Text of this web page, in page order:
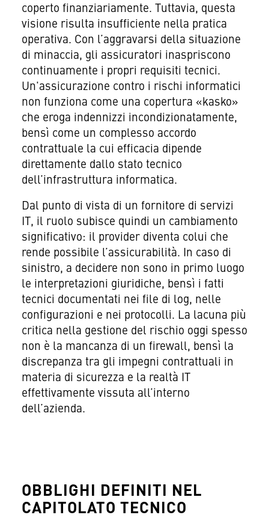
coperto finanziariamente. Tuttavia, questa
visione risulta insufficiente nella pratica
operativa. Con l’aggravarsi della situazione
di minaccia, gli assicuratori inaspriscono
continuamente i propri requisiti tecnici.
Un'assicurazione contro i rischi informatici
non funziona come una copertura «kasko»
che eroga indennizzi incondizionatamente,
bensì come un complesso accordo
contrattuale la cui efficacia dipende
direttamente dallo stato tecnico
dell’infrastruttura informatica.
Dal punto di vista di un fornitore di servizi
IT, il ruolo subisce quindi un cambiamento
significativo: il provider diventa colui che
rende possibile l’assicurabilità. In caso di
sinistro, a decidere non sono in primo luogo
le interpretazioni giuridiche, bensì i fatti
tecnici documentati nei file di log, nelle
configurazioni e nei protocolli. La lacuna più
critica nella gestione del rischio oggi spesso
non è la mancanza di un firewall, bensì la
discrepanza tra gli impegni contrattuali in
materia di sicurezza e la realtà IT
effettivamente vissuta all’interno
dell’azienda.
OBBLIGHI DEFINITI NEL
CAPITOLATO TECNICO